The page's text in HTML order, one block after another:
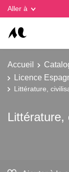
Aller à
Accueil
Licence
Littérature,
Littérature,
Gestion des cookies